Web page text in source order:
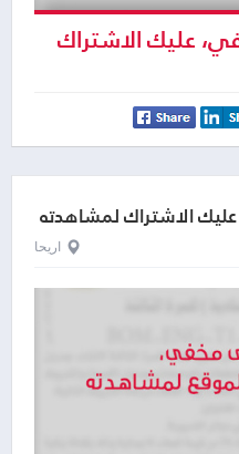
عليك الاشتراك
الاشتراك لمشاهدته
اريحا